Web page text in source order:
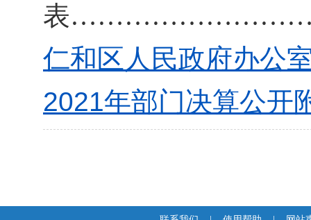
表
仁和区人民政府办公
2021年部门决算公开